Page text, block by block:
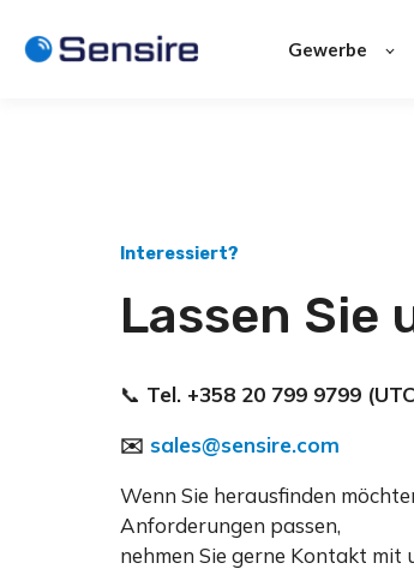
Gewerbe
Interessiert?
Lassen Sie
📞 Tel. +358 20 799 9799
✉️ sales@sensire.com
Wenn Sie herausfinden
Anforderungen passen,
nehmen Sie gerne Kontakt mit